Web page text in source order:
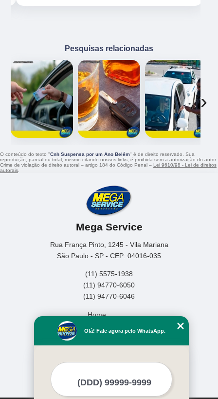
Pesquisas relacionadas
‹ ›
O conteúdo do texto "Cnh Suspensa por um Ano Belém" é de direito reservado. Sua
reprodução, parcial ou total, mesmo citando nossos links, é proibida sem a autorização do autor.
Crime de violação de direito autoral – artigo 184 do Código Penal – Lei 9610/98 - Lei de direitos
autorais.
Mega Service
Rua França Pinto, 1245 - Vila Mariana
São Paulo - SP - CEP: 04016-035
(11) 5575-1938
(11) 94770-6050
(11) 94770-6046
Home
Mais Serviços
Olá! Fale agora pelo WhatsApp.